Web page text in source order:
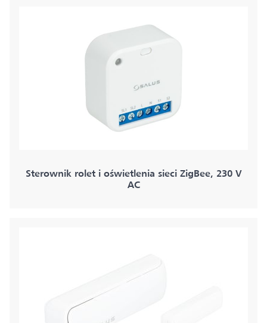
Sterownik rolet i oświetlenia sieci ZigBee, 230 V
AC